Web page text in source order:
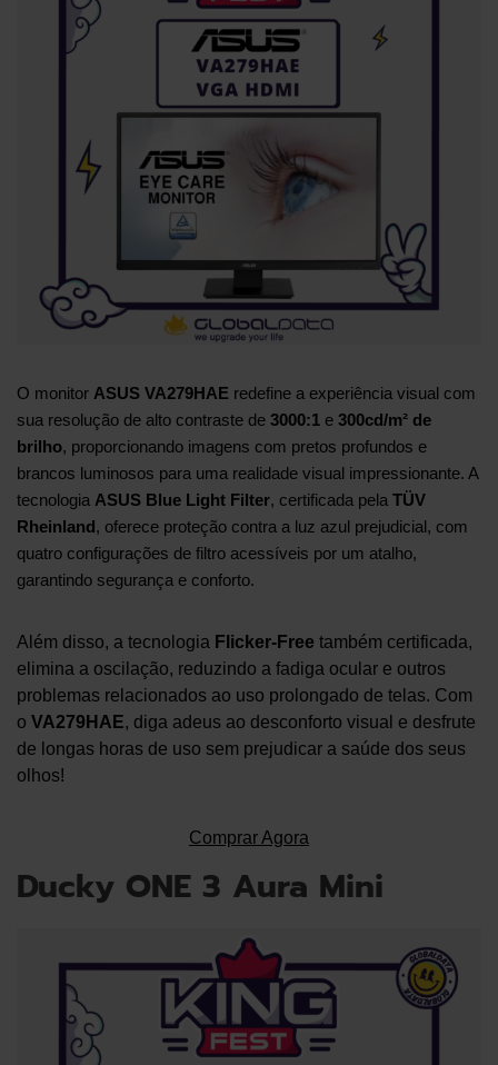
O monitor ASUS VA279HAE redefine a experiência visual com
sua resolução de alto contraste de 3000:1 e 300cd/m² de
brilho, proporcionando imagens com pretos profundos e
brancos luminosos para uma realidade visual impressionante. A
tecnologia ASUS Blue Light Filter, certificada pela TÜV
Rheinland , oferece proteção contra a luz azul prejudicial, com
quatro configurações de filtro acessíveis por um atalho,
garantindo segurança e conforto.
Além disso, a tecnologia Flicker-Free também certificada,
elimina a oscilação, reduzindo a fadiga ocular e outros
problemas relacionados ao uso prolongado de telas. Com
o VA279HAE, diga adeus ao desconforto visual e desfrute
de longas horas de uso sem prejudicar a saúde dos seus
olhos!
Comprar Agora
Ducky ONE 3 Aura Mini